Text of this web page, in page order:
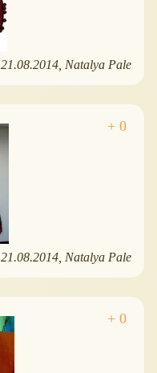
21.08.2014 Natalya Pale
21.08.2014 Natalya Pale